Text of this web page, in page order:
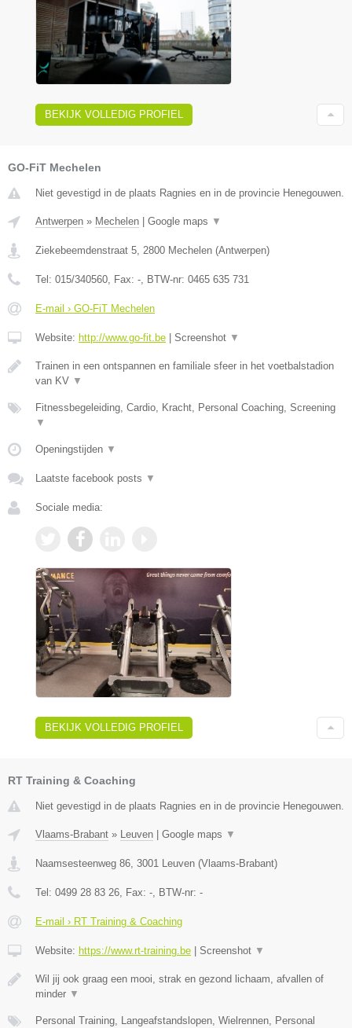
BEKIJK VOLLEDIG PROFIEL
GO-FiT Mechelen
Niet gevestigd in de plaats Ragnies en in de provincie Henegouwen.
Antwerpen » Mechelen | Google maps ▼
Ziekebeemdenstraat 5 2800 Mechelen (Antwerpen)
Tel: 015/340560 , Fax: - , BTW-nr: 0465 635 731
E-mail › GO-FiT Mechelen
Website: http://www.go-fit.be | Screenshot ▼
Trainen in een ontspannen en familiale sfeer in het voetbalstadion
van KV ▼
Fitnessbegeleiding, Cardio, Kracht, Personal Coaching, Screening
▼
Openingstijden ▼
Laatste facebook posts ▼
Sociale media:
BEKIJK VOLLEDIG PROFIEL
RT Training & Coaching
Niet gevestigd in de plaats Ragnies en in de provincie Henegouwen.
Vlaams-Brabant » Leuven Google maps ▼
Naamsesteenweg 86, 3001 Leuven (Vlaams-Brabant)
Tel: 0499 28 83 26, Fax: -, BTW-nr: -
E-mail › RT Training & Coaching
Website: https://www.rt-training.be Screenshot ▼
Wil jij ook graag een mooi, strak en gezond lichaam, afvallen of
minder ▼
Personal Training, Langeafstandslopen, Wielrennen, Personal